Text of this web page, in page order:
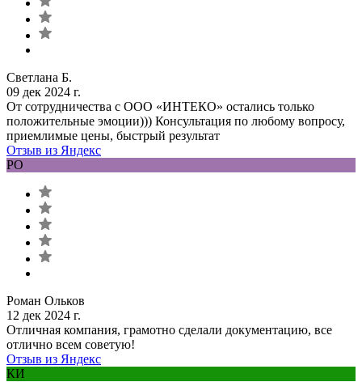
Светлана Б.
09 дек 2024 г.
От сотрудничества с ООО «ИНТЕКО» остались только
положительные эмоции))) Консультация по любому вопросу,
приемлимые цены, быстрый результат
Отзыв из Яндекс
РО
Роман Ольков
12 дек 2024 г.
Отличная компания, грамотно сделали документацию, все
отлично всем советую!
Отзыв из Яндекс
КИ